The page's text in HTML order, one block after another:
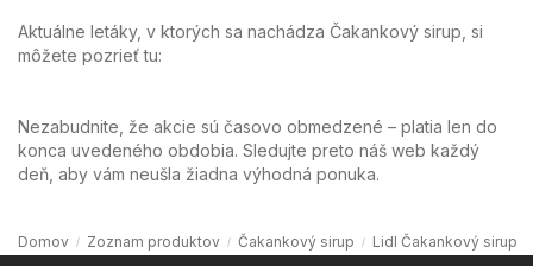
Aktuálne letáky, v ktorých sa nachádza Čakankový sirup, si
môžete pozrieť tu:
Nezabudnite, že akcie sú časovo obmedzené – platia len do
konca uvedeného obdobia. Sledujte preto náš web každý
deň, aby vám neušla žiadna výhodná ponuka.
Domov Zoznam produktov Čakankový sirup Lidl Čakankový sirup